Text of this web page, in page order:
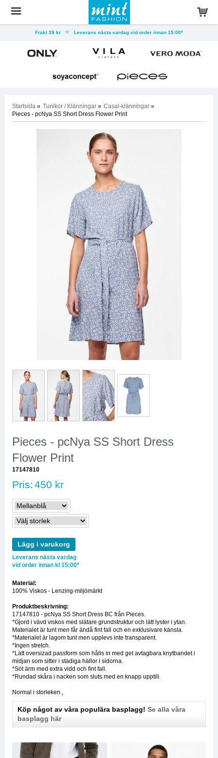
Frakt 39 kr Leverans nästa vardag vid order innan 15:00*
Startsida » Tunikor / Klänningar » Casal-klänningar »
Pieces - pcNya SS Short Dress Flower Print
Pieces - pcNya SS Short Dress
Flower Print
17147810
Pris: 450 kr
Lägg i varukorg
Leverans nästa vardag
vid order innan kl 15:00*
Material:
100% Viskos - Lenzing-miljömärkt
Produktbeskrivning:
17147810 - pcNya SS Short Dress BC från Pieces.
*Gjord i vävd viskos med slätare grundstruktur och lätt lyster i ytan.
Materialet är tunt men får ändå fint fall och en exklusivare känsla.
*Materialet är lagom tunt men upplevs inte transparent.
*Ingen stretch.
*Lätt oversizad passform som hålls in med get avtagbara knytbandet i
midjan som sitter i stadiga hällor i sidorna.
*Söt ärm med extra vidd och fint fall.
*Rundad skåra i nacken som sluts med en knapp upptill.
Normal i storleken.,
Köp något av våra populära basplagg! Se alla våra
basplagg här